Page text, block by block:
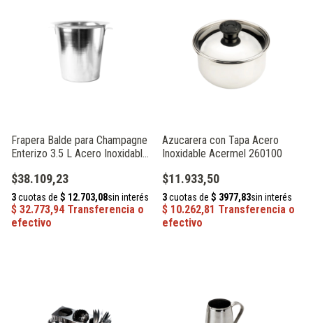
Frapera Balde para Champagne
Enterizo 3.5 L Acero Inoxidable
$38.109,23
Azucarera con Tapa Acero
Inoxidable Acermel 260100
$11.933,50